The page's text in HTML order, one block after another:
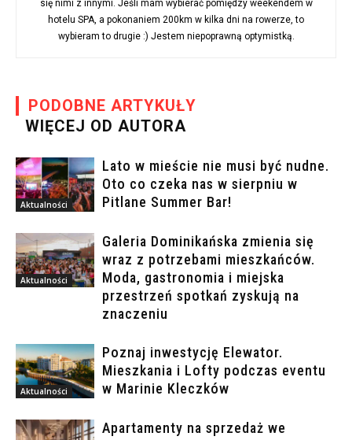
się nimi z innymi. Jeśli mam wybierać pomiędzy weekendem w
hotelu SPA, a pokonaniem 200km w kilka dni na rowerze, to
wybieram to drugie :) Jestem niepoprawną optymistką.
PODOBNE ARTYKUŁY
WIĘCEJ OD AUTORA
Aktualności
Lato w mieście nie musi być nudne.
Oto co czeka nas w sierpniu w
Pitlane Summer Bar!
Aktualności
Galeria Dominikańska zmienia się
wraz z potrzebami mieszkańców.
Moda, gastronomia i miejska
przestrzeń spotkań zyskują na
znaczeniu
Aktualności
Poznaj inwestycję Elewator.
Mieszkania i Lofty podczas eventu
w Marinie Kleczków
Apartamenty na sprzedaż we